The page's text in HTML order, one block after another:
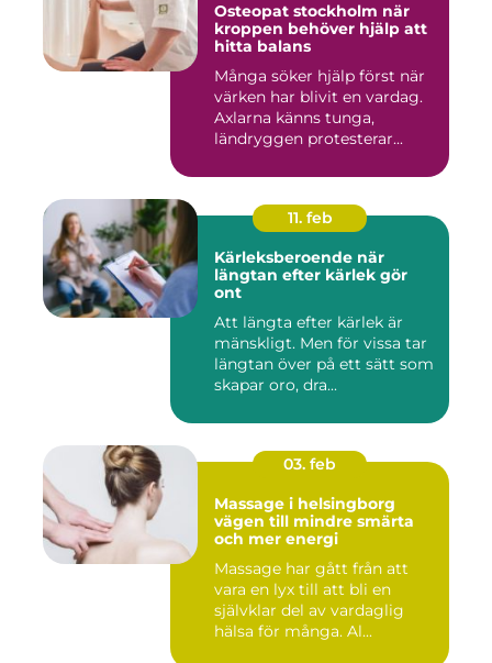
Osteopat stockholm när
kroppen behöver hjälp att
hitta balans
Många söker hjälp först när
värken har blivit en vardag.
Axlarna känns tunga,
ländryggen protesterar...
11. feb
Kärleksberoende när
längtan efter kärlek gör
ont
Att längta efter kärlek är
mänskligt. Men för vissa tar
längtan över på ett sätt som
skapar oro, dra...
03. feb
Massage i helsingborg
vägen till mindre smärta
och mer energi
Massage har gått från att
vara en lyx till att bli en
självklar del av vardaglig
hälsa för många. Al...